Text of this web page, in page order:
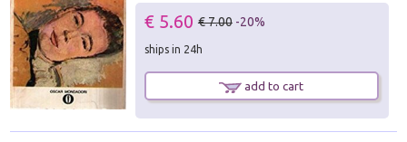
€ 5.60 € 7.00 -20%
ships in 24h
add to cart